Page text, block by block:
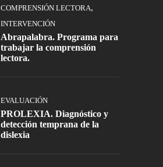
COMPRENSIÓN LECTORA,
INTERVENCIÓN
Abrapalabra. Programa para
trabajar la comprensión
lectora.
EVALUACIÓN
PROLEXIA. Diagnóstico y
detección temprana de la
dislexia